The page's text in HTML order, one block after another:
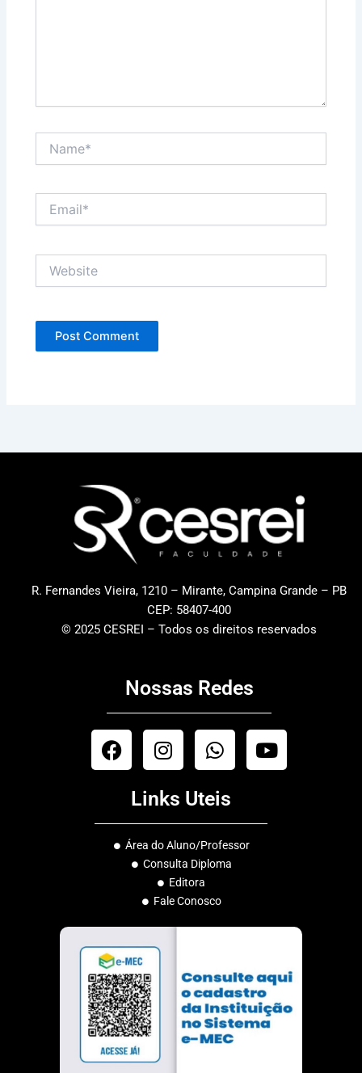
R. Fernandes Vieira, 1210 – Mirante, Campina Grande – PB
CEP: 58407-400
© 2025 CESREI – Todos os direitos reservados
Nossas Redes
F
a
b
o
I
n
t
a
g
r
a
m
W
h
t
s
a
p
Y
o
u
Links Uteis
Área do Aluno/Professor
Consulta Diploma
Editora
Fale Conosco